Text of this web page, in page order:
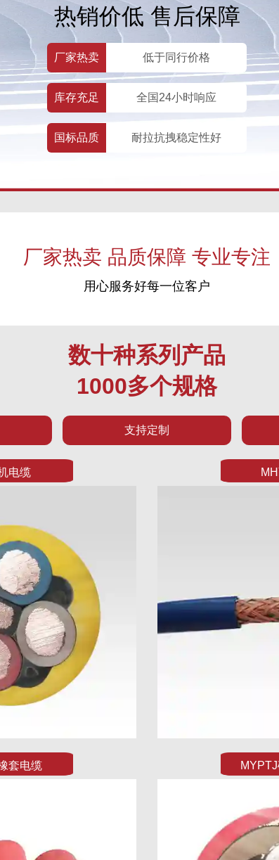
热销价低 售后保障
厂家热卖 低于同行价格
库存充足 全国24小时响应
国标品质 耐拉抗拽稳定性好
厂家热卖 品质保障 专业专注
用心服务好每一位客户
数十种系列产品
1000多个规格
支持定制
电缆
套电缆